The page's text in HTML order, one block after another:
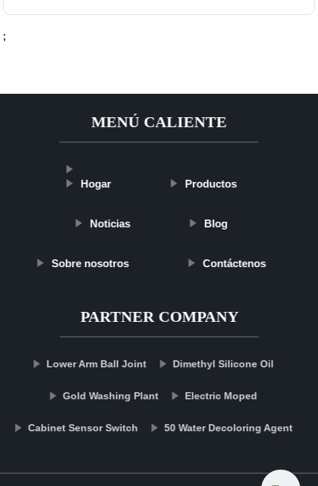
;
MENÚ CALIENTE
Hogar Productos
Noticias Blog
Sobre nosotros Contáctenos
PARTNER COMPANY
Lower Arm Ball Joint Dimethyl Silicone Oil
Gold Washing Plant Electric Moped
Cabinet Sensor Switch 50 Water Decoloring Agent